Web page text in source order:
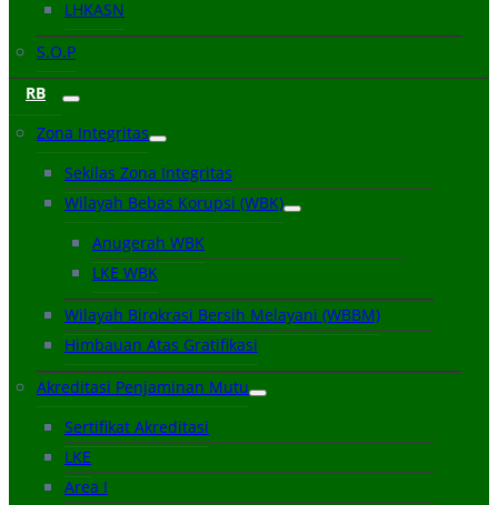
LHKASN
S.O.P
RB
Zona Integritas
Sekilas Zona Integritas
Wilayah Bebas Korupsi (WBK)
Anugerah WBK
LKE WBK
Wilayah Birokrasi Bersih Melayani (WBBM)
Himbauan Atas Gratifikasi
Akreditasi Penjaminan Mutu
Sertifikat Akreditasi
LKE
Area I